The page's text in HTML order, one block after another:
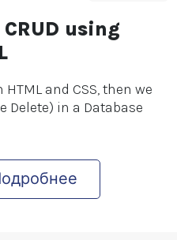
using
and CSS, then we
Delete) in a Database